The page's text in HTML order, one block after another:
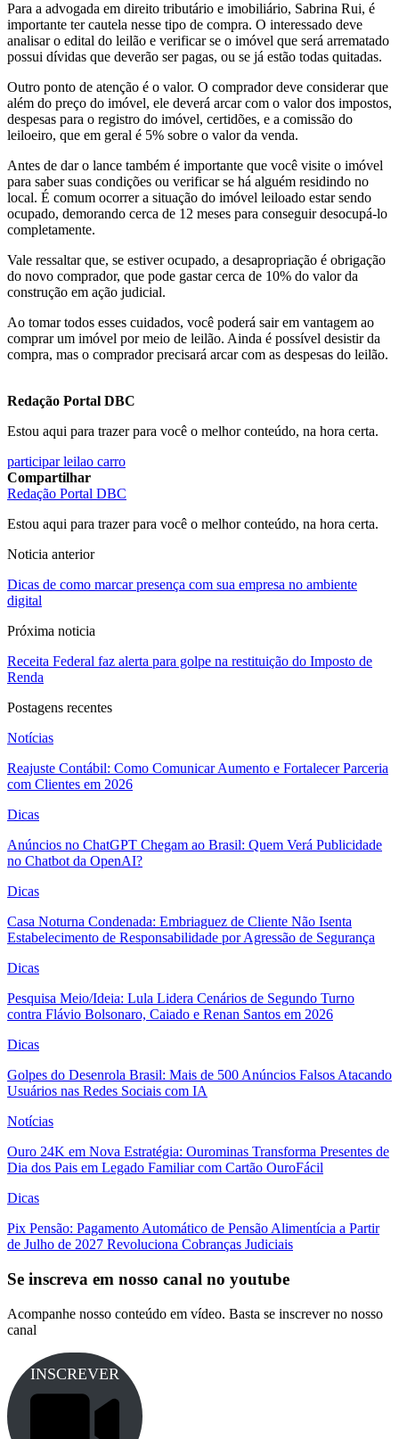
Para a advogada em direito tributário e imobiliário, Sabrina Rui, é
importante ter cautela nesse tipo de compra. O interessado deve
analisar o edital do leilão e verificar se o imóvel que será arrematado
possui dívidas que deverão ser pagas, ou se já estão todas quitadas.
Outro ponto de atenção é o valor. O comprador deve considerar que
além do preço do imóvel, ele deverá arcar com o valor dos impostos,
despesas para o registro do imóvel, certidões, e a comissão do
leiloeiro, que em geral é 5% sobre o valor da venda.
Antes de dar o lance também é importante que você visite o imóvel
para saber suas condições ou verificar se há alguém residindo no
local. É comum ocorrer a situação do imóvel leiloado estar sendo
ocupado, demorando cerca de 12 meses para conseguir desocupá-lo
completamente.
Vale ressaltar que, se estiver ocupado, a desapropriação é obrigação
do novo comprador, que pode gastar cerca de 10% do valor da
construção em ação judicial.
Ao tomar todos esses cuidados, você poderá sair em vantagem ao
comprar um imóvel por meio de leilão. Ainda é possível desistir da
compra, mas o comprador precisará arcar com as despesas do leilão.
Redação Portal DBC
Estou aqui para trazer para você o melhor conteúdo, na hora certa.
participar leilao carro
Compartilhar
Redação Portal DBC
Estou aqui para trazer para você o melhor conteúdo, na hora certa.
Noticia anterior
Dicas de como marcar presença com sua empresa no ambiente
digital
Próxima noticia
Receita Federal faz alerta para golpe na restituição do Imposto de
Renda
Postagens recentes
Notícias
Reajuste Contábil: Como Comunicar Aumento e Fortalecer Parceria
com Clientes em 2026
Dicas
Anúncios no ChatGPT Chegam ao Brasil: Quem Verá Publicidade
no Chatbot da OpenAI?
Dicas
Casa Noturna Condenada: Embriaguez de Cliente Não Isenta
Estabelecimento de Responsabilidade por Agressão de Segurança
Dicas
Pesquisa Meio/Ideia: Lula Lidera Cenários de Segundo Turno
contra Flávio Bolsonaro, Caiado e Renan Santos em 2026
Dicas
Golpes do Desenrola Brasil: Mais de 500 Anúncios Falsos Atacando
Usuários nas Redes Sociais com IA
Notícias
Ouro 24K em Nova Estratégia: Ourominas Transforma Presentes de
Dia dos Pais em Legado Familiar com Cartão OuroFácil
Dicas
Pix Pensão: Pagamento Automático de Pensão Alimentícia a Partir
de Julho de 2027 Revoluciona Cobranças Judiciais
Se inscreva em nosso canal no youtube
Acompanhe nosso conteúdo em vídeo. Basta se inscrever no nosso
canal
INSCREVER